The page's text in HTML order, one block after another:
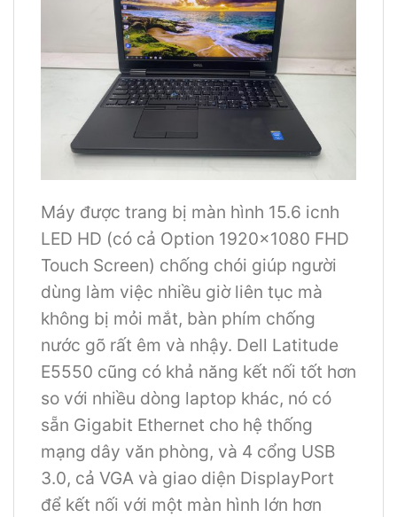
Máy được trang bị màn hình 15.6 icnh
LED HD (có cả Option 1920×1080 FHD
Touch Screen) chống chói giúp người
dùng làm việc nhiều giờ liên tục mà
không bị mỏi mắt, bàn phím chống
nước gõ rất êm và nhậy. Dell Latitude
E5550 cũng có khả năng kết nối tốt hơn
so với nhiều dòng laptop khác, nó có
sẵn Gigabit Ethernet cho hệ thống
mạng dây văn phòng, và 4 cổng USB
3.0, cả VGA và giao diện DisplayPort
để kết nối với một màn hình lớn hơn